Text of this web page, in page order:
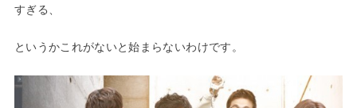
すぎる、
というかこれがないと始まらないわけです。